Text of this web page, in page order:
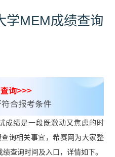
学MEM成绩查询
成绩是一段既激动又焦虑的时
询相关事宜，希赛网为大家整
查询时间及入口，详情如下。